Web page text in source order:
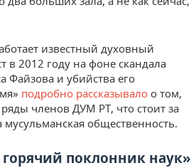
известный духовный
2012 году на фоне скандала
Файзова и убийства его
подробно рассказывало о том,
членов ДУМ РТ, что стоит за
общественность.
поклонник наук»